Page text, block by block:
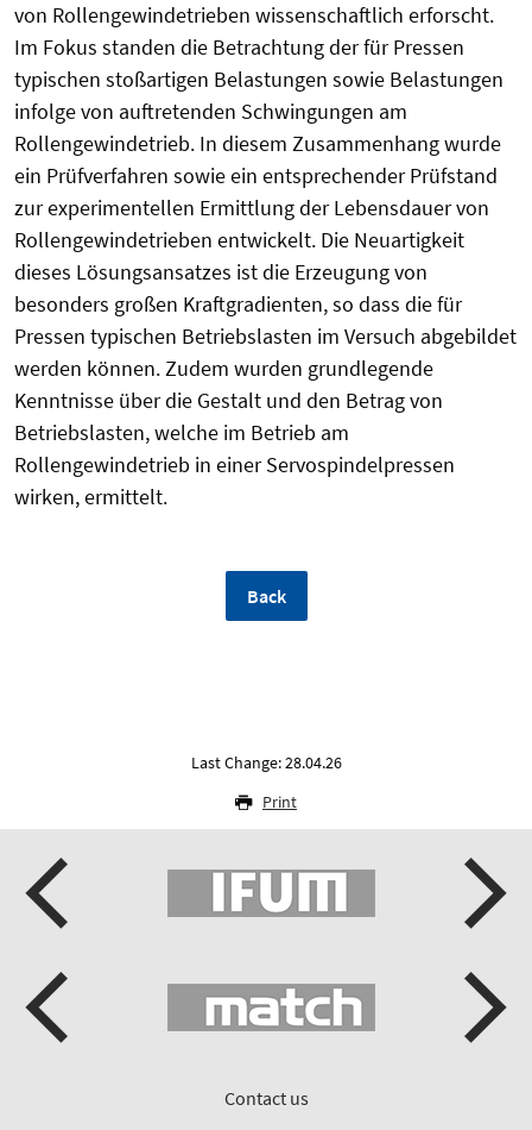
von Rollengewindetrieben wissenschaftlich erforscht.
Im Fokus standen die Betrachtung der für Pressen
typischen stoßartigen Belastungen sowie Belastungen
infolge von auftretenden Schwingungen am
Rollengewindetrieb. In diesem Zusammenhang wurde
ein Prüfverfahren sowie ein entsprechender Prüfstand
zur experimentellen Ermittlung der Lebensdauer von
Rollengewindetrieben entwickelt. Die Neuartigkeit
dieses Lösungsansatzes ist die Erzeugung von
besonders großen Kraftgradienten, so dass die für
Pressen typischen Betriebslasten im Versuch abgebildet
werden können. Zudem wurden grundlegende
Kenntnisse über die Gestalt und den Betrag von
Betriebslasten, welche im Betrieb am
Rollengewindetrieb in einer Servospindelpressen
wirken, ermittelt.
Back
Last Change: 28.04.26
Print
Contact us